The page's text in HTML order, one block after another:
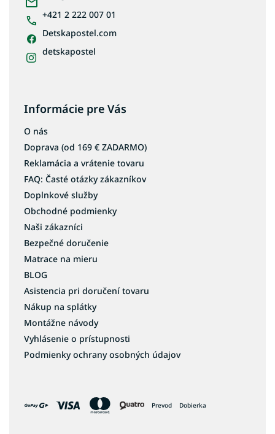
Rošty do postele 70x200
+421 2 222 007 01
Detskapostel.com
detskapostel
Informácie pre Vás
O nás
Doprava (od 169 € ZADARMO)
Reklamácia a vrátenie tovaru
FAQ: Časté otázky zákazníkov
Doplnkové služby
Obchodné podmienky
Naši zákazníci
Bezpečné doručenie
Matrace na mieru
BLOG
Asistencia pri doručení tovaru
Nákup na splátky
Montážne návody
Vyhlásenie o prístupnosti
Podmienky ochrany osobných údajov
Prevod Dobierka